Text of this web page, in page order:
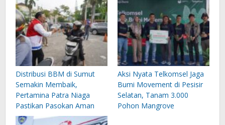
Distribusi BBM di Sumut
Semakin Membaik,
Pertamina Patra Niaga
Pastikan Pasokan Aman
Aksi Nyata Telkomsel Jaga
Bumi Movement di Pesisir
Selatan, Tanam 3.000
Pohon Mangrove